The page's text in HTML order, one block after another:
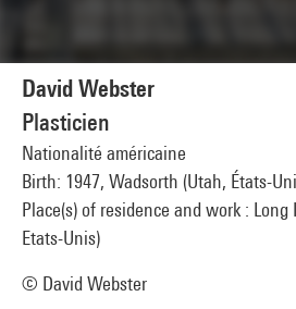
David Webster
Plasticien
Nationalité américaine
Birth: 1947, Wadsorth (Utah, États-
Place(s) of residence and work : Long
Etats-Unis)
© David Webster